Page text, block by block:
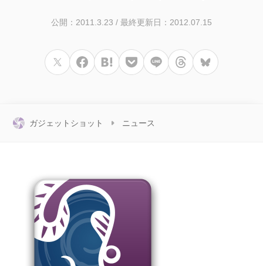
公開：2011.3.23 / 最終更新日：2012.07.15
ガジェットショット ニュース